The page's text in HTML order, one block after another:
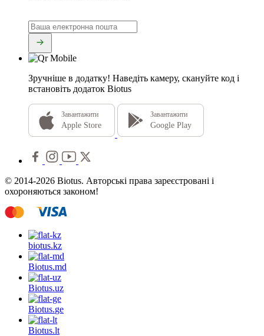
Зручніше в додатку! Наведіть камеру, скануйте код і
встановіть додаток Biotus
Завантажити
Apple Store
Завантажити
Google Play
© 2014-2026 Biotus. Авторські права зареєстровані і
охороняються законом!
biotus.kz
Biotus.md
Biotus.uz
Biotus.ge
Biotus.lt